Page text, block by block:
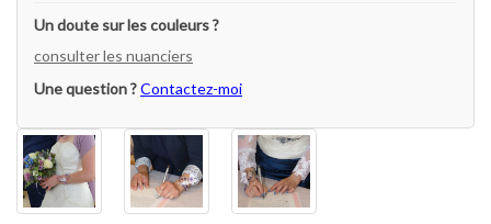
Un doute sur les couleurs ?
consulter les nuanciers
Une question ?Contactez-moi